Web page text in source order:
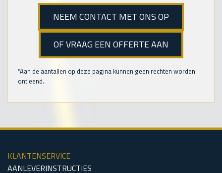
NEEM CONTACT MET ONS OP
OF VRAAG EEN OFFERTE AAN
*Aan de aantallen op deze pagina kunnen geen rechten worden
ontleend.
KLANTENSERVICE
AANLEVERINSTRUCTIES